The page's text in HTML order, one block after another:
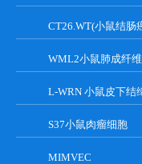
CT26.WT(小鼠结肠
WML2小鼠肺成纤
S37小鼠肉瘤细胞
MIMVEC